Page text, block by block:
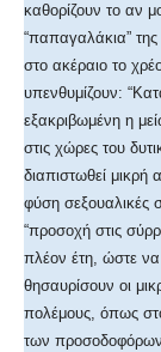
καθορίζουν το αν
“παπαγαλάκια” της
στο ακέραιο το
υπενθυμίζουν:
εξακριβωμένη η
στις χώρες του
διαπιστωθεί
φύση σεξουαλικές
“προσοχή στις
πλέον έτη, ώστε να
θησαυρίσουν οι
πολέμους, όπως
των